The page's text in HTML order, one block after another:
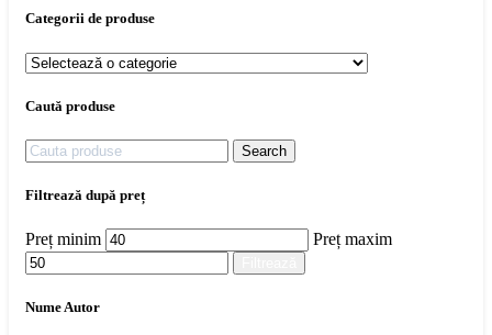
Categorii de produse
Caută produse
Search
Filtrează după preț
Preț minim Preț maxim
Nume Autor